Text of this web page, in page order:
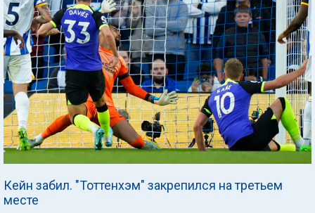
Кейн забил. "Тоттенхэм" закрепился на третьем
месте